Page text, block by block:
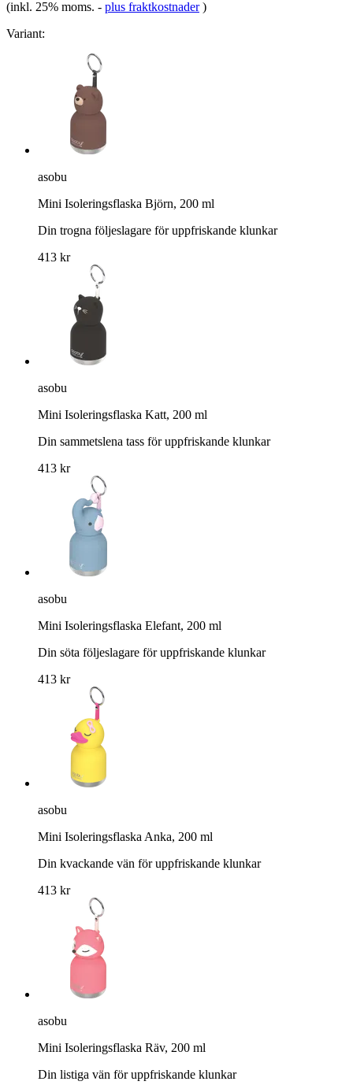
(inkl. 25% moms. - plus fraktkostnader )
Variant:
asobu
Mini Isoleringsflaska Björn, 200 ml
Din trogna följeslagare för uppfriskande klunkar
413 kr
asobu
Mini Isoleringsflaska Katt, 200 ml
Din sammetslena tass för uppfriskande klunkar
413 kr
asobu
Mini Isoleringsflaska Elefant, 200 ml
Din söta följeslagare för uppfriskande klunkar
413 kr
asobu
Mini Isoleringsflaska Anka, 200 ml
Din kvackande vän för uppfriskande klunkar
413 kr
asobu
Mini Isoleringsflaska Räv, 200 ml
Din listiga vän för uppfriskande klunkar